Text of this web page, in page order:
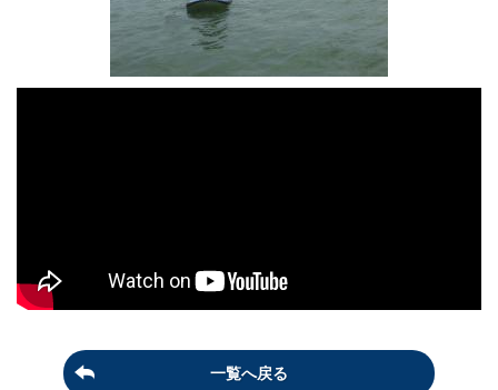
一覧へ戻る